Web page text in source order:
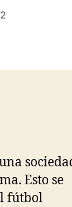
Esto se
fútbol